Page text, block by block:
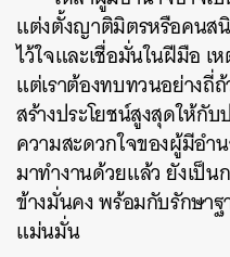
แต่งตั้งญาติมิตรหรือคนสนิ
ไว้ใจและเชื่อมั่นในฝีมือ
แต่เราต้องทบทวนอย่างถี่
สร้างประโยชน์สูงสุดให้กั
ความสะดวกใจของผู้มีอำ
มาทำงานด้วยแล้ว ยังเป็
ข้างมั่นคง พร้อมกับรักษาฐ
แม่นมั่น